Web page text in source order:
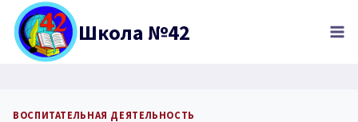
Перейти
содержимому
Школа №42
ВОСПИТАТЕЛЬНАЯ ДЕЯТЕЛЬНОСТЬ